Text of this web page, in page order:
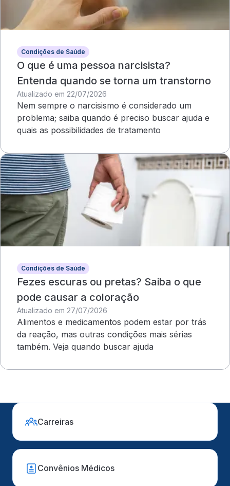
Condições de Saúde
O que é uma pessoa narcisista?
Entenda quando se torna um transtorno
Atualizado em 22/07/2026
Nem sempre o narcisismo é considerado um
problema; saiba quando é preciso buscar ajuda e
quais as possibilidades de tratamento
Condições de Saúde
Fezes escuras ou pretas? Saiba o que
pode causar a coloração
Atualizado em 27/07/2026
Alimentos e medicamentos podem estar por trás
da reação, mas outras condições mais sérias
também. Veja quando buscar ajuda
Carreiras
Convênios Médicos